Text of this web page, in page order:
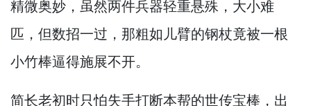
精微奥妙， 虽然两件兵器轻重悬殊， 大小难
匹， 但数招一过， 那粗如儿臂的钢杖竟被一根
小竹棒逼得施展不开。
简长老初时只怕失手打断本帮的世传宝棒， 出